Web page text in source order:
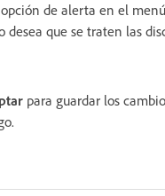
de alerta en el
desea que se traten las
para guardar los